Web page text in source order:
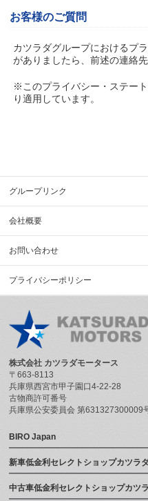
お客様のご質問
カツラダグループにおけるプ
がありましたら、前述の連絡
※このプライバシー・ステー
り適用しています。
グループリンク
会社概要
お問い合わせ
プライバシーポリシー
株式会社 カツラダモータース
〒663-8113
兵庫県西宮市甲子園口4-22-28
古物商許可番号
兵庫県公安委員会 第631327300009
BIRO Japan
新車低金利セレクトショップカツラ
中古車低金利セレクトショップカツ